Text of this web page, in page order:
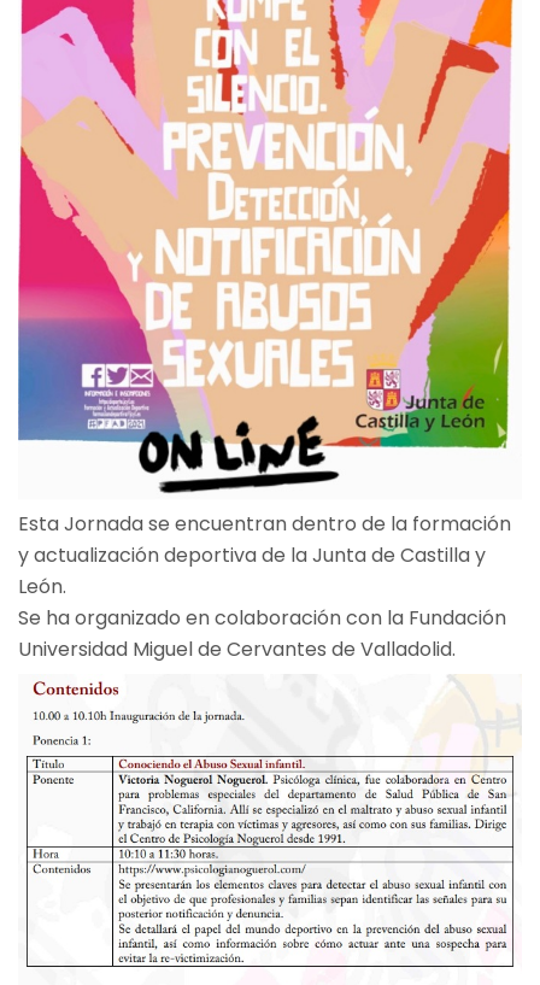
Esta Jornada se encuentran dentro de la formación
y actualización deportiva de la Junta de Castilla y
León.
Se ha organizado en colaboración con la Fundación
Universidad Miguel de Cervantes de Valladolid.